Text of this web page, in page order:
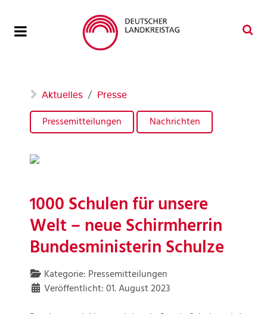
Aktuelles Presse
Pressemitteilungen Nachrichten
1000 Schulen für unsere
Welt – neue Schirmherrin
Bundesministerin Schulze
Kategorie: Pressemitteilungen
Veröffentlicht: 01. August 2023